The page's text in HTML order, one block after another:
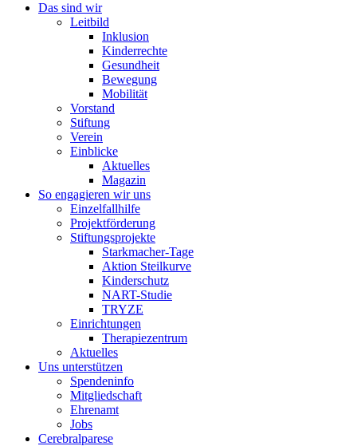
Das sind wir
Leitbild
Inklusion
Kinderrechte
Gesundheit
Bewegung
Mobilität
Vorstand
Stiftung
Verein
Einblicke
Aktuelles
Magazin
So engagieren wir uns
Einzelfallhilfe
Projektförderung
Stiftungsprojekte
Starkmacher-Tage
Aktion Steilkurve
Kinderschutz
NART-Studie
TRYZE
Einrichtungen
Therapiezentrum
Aktuelles
Uns unterstützen
Spendeninfo
Mitgliedschaft
Ehrenamt
Jobs
Cerebralparese